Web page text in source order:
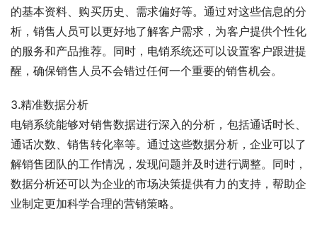
的基本资料、购买历史、需求偏好等。通过对这些信息的分
析，销售人员可以更好地了解客户需求，为客户提供个性化
的服务和产品推荐。同时，电销系统还可以设置客户跟进提
醒，确保销售人员不会错过任何一个重要的销售机会。
3.精准数据分析
电销系统能够对销售数据进行深入的分析，包括通话时长、
通话次数、销售转化率等。通过这些数据分析，企业可以了
解销售团队的工作情况，发现问题并及时进行调整。同时，
数据分析还可以为企业的市场决策提供有力的支持，帮助企
业制定更加科学合理的营销策略。